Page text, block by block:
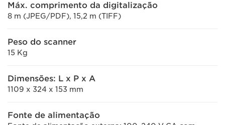
Máx. comprimento da digitalização
8 m (JPEG/PDF), 15,2 m (TIFF)
Peso do scanner
15 Kg
Dimensões: L x P x A
1109 x 324 x 153 mm
Fonte de alimentação